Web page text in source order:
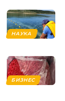
НАУКА
БИЗНЕС